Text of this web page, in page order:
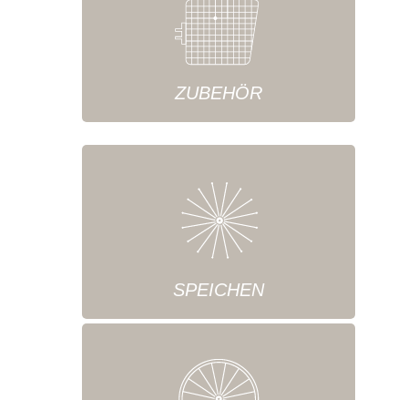
ZUBEHÖR
SPEICHEN